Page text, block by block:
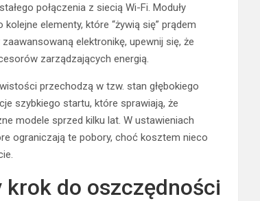
połączenia z siecią Wi-Fi. Moduły
elementy, które “żywią się” prądem
elektronikę, upewnij się, że
zarządzających energią.
przechodzą w tzw. stan głębokiego
szybkiego startu, które sprawiają, że
modele sprzed kilku lat. W ustawieniach
ograniczają te pobory, choć kosztem nieco
do oszczędności